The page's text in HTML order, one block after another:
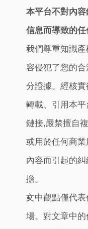
本平台不對內
信息而導致的任
我們尊重知識
容侵犯了您的
分證據。經核實
轉載、引用本
鏈接,嚴禁擅自
或用於任何商
內容而引起的
擔。
文中觀點僅代
場。對文章中